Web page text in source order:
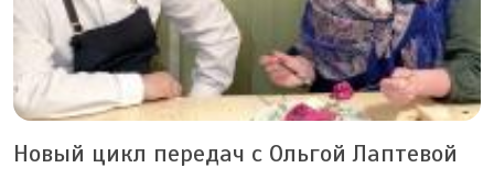
Новый цикл передач с Ольгой Лаптевой